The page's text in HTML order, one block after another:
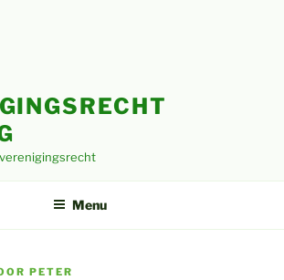
Menu
PETER